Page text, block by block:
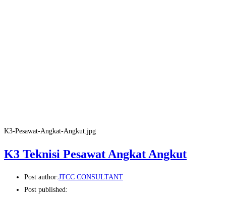
K3-Pesawat-Angkat-Angkut.jpg
K3 Teknisi Pesawat Angkat Angkut
Post author:JTCC CONSULTANT
Post published: